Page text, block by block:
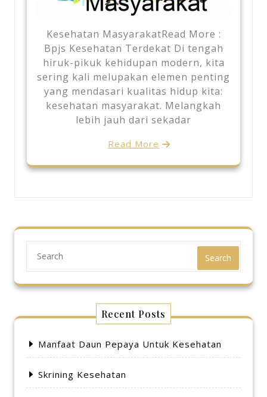
Kesehatan MasyarakatRead More :
Bpjs Kesehatan Terdekat Di tengah
hiruk-pikuk kehidupan modern, kita
sering kali melupakan elemen penting
yang mendasari kualitas hidup kita:
kesehatan masyarakat. Melangkah
lebih jauh dari sekadar
Read More
Search
Recent Posts
Manfaat Daun Pepaya Untuk Kesehatan
Skrining Kesehatan